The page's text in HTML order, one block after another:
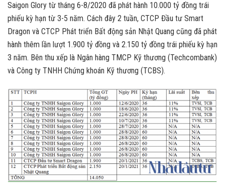
Saigon Glory từ tháng 6-8/2020 đã phát hành 10.000 tỷ đồng trái
phiếu kỳ hạn từ 3-5 năm. Cách đây 2 tuần, CTCP Đầu tư Smart
Dragon và CTCP Phát triển Bất động sản Nhật Quang cũng đã phát
hành thêm lần lượt 1.900 tỷ đồng và 2.150 tỷ đồng trái phiếu kỳ hạn
3 năm. Bên thu xếp là Ngân hàng TMCP Kỹ thương (Techcombank)
và Công ty TNHH Chứng khoán Kỹ thương (TCBS).